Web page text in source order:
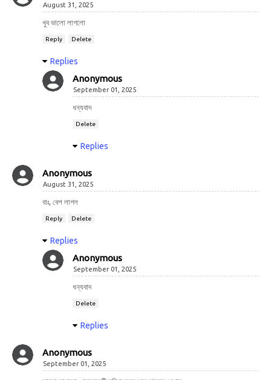
August 31, 2025
খুব ভালো লাগলো
Reply Delete
Replies
Anonymous
September 01, 2025
ধন্যবাদ
Delete
Replies
Anonymous
August 31, 2025
বাঃ, বেশ লাগল
Reply Delete
Replies
Anonymous
September 01, 2025
ধন্যবাদ
Delete
Replies
Anonymous
September 01, 2025